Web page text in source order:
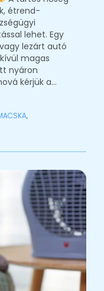
étrend-
lehet. Egy
lezárt autó
magas
nyáron
kérjük a…
,